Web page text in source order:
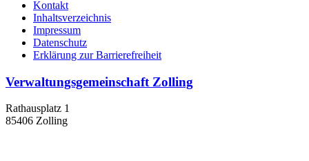
Kontakt
Inhaltsverzeichnis
Impressum
Datenschutz
Erklärung zur Barrierefreiheit
Verwaltungsgemeinschaft Zolling
Rathausplatz 1
85406 Zolling